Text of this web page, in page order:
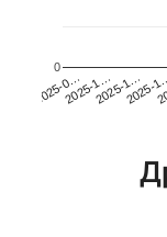
2025-0…2025-1…2025-1…2025-
0